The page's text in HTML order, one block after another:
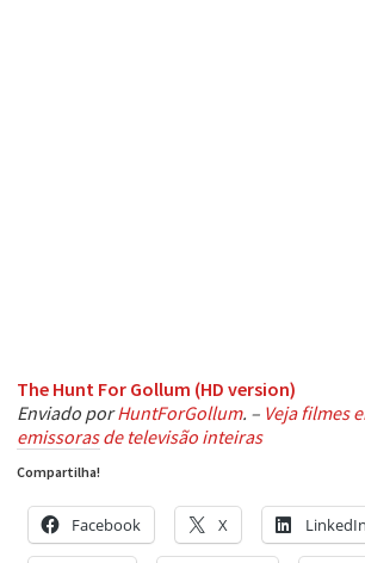
The Hunt For Gollum (HD version)
Enviado porHuntForGollum. – Veja filmes
emissoras de televisão inteiras
Compartilha!
Facebook X LinkedIn